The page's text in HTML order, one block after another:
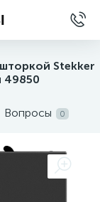
Stekker
49850
Вопросы 0